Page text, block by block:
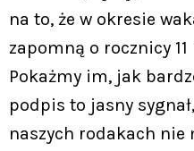
na to, że w okresie
zapomną o rocznicy
Pokażmy im, jak
podpis to jasny
naszych rodakach nie